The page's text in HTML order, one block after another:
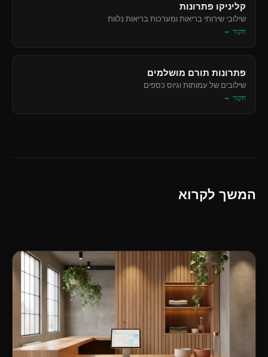
קליניקו פתרונות
שילובי שירותי בריאות ומערכות בריאות נלוות
חקור →
פתרונות תורם מושלמים
שילובים של עמותות וגיוס כספים
חקור →
המשך לקרוא